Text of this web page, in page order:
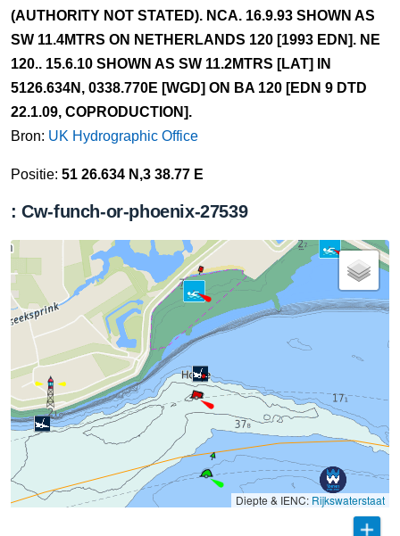
(AUTHORITY NOT STATED). NCA. 16.9.93 SHOWN AS
SW 11.4MTRS ON NETHERLANDS 120 [1993 EDN]. NE
120.. 15.6.10 SHOWN AS SW 11.2MTRS [LAT] IN
5126.634N, 0338.770E [WGD] ON BA 120 [EDN 9 DTD
22.1.09, COPRODUCTION].
Bron: UK Hydrographic Office
Positie: 51 26.634 N,3 38.77 E
: Cw-funch-or-phoenix-27539
Diepte & IENC: Rijkswaterstaat